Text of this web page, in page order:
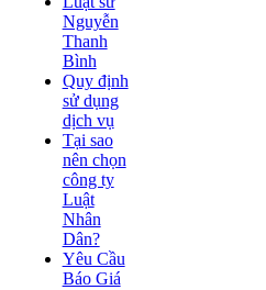
Nguyễn
Thanh
Bình
Quy định
sử dụng
dịch vụ
Tại sao
nên chọn
công ty
Luật
Nhân
Dân?
Yêu Cầu
Báo Giá